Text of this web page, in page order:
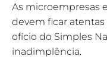
As microempresas
devem ficar
ofício do Simples
inadimplência.